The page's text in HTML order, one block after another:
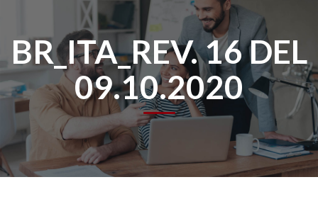
BR_ITA_REV. 16 DEL
09.10.2020